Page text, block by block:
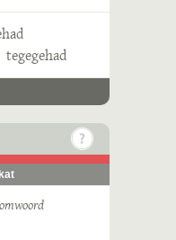
tegegehad
kat